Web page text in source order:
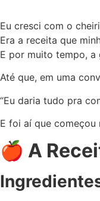
Eu cresci com o
Era a receita que
E por muito tempo, a
Até que, em uma
“Eu daria tudo pra
E foi aí que começou
🍎 A